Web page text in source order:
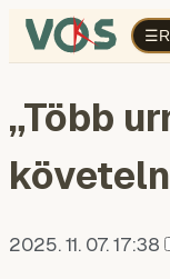
☰
„Több
2025. 11. 07. 17:38